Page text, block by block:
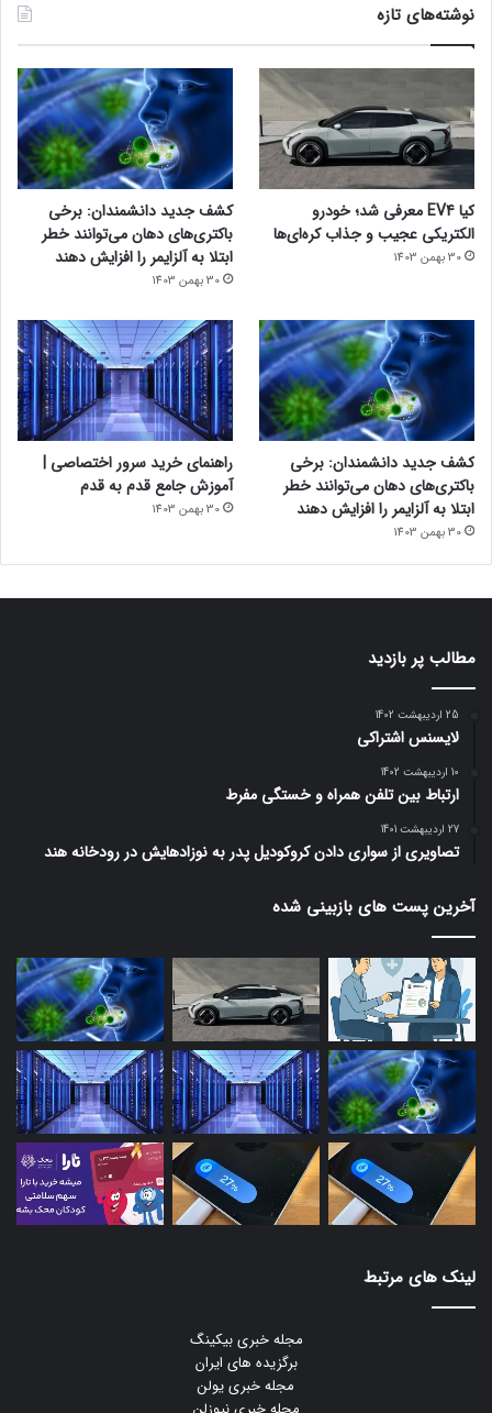
نوشته‌های تازه
کیا EV4 معرفی شد؛ خودرو
الکتریکی عجیب و جذاب کره‌ای‌ها
30 بهمن 1403
کشف جدید دانشمندان: برخی
باکتری‌های دهان می‌توانند خطر
ابتلا به آلزایمر را افزایش دهند
30 بهمن 1403
کشف جدید دانشمندان: برخی
باکتری‌های دهان می‌توانند خطر
ابتلا به آلزایمر را افزایش دهند
30 بهمن 1403
راهنمای خرید سرور اختصاصی |
آموزش جامع قدم به قدم
30 بهمن 1403
مطالب پر بازدید
25 اردیبهشت 1402
لایسنس اشتراکی
10 اردیبهشت 1402
ارتباط بین تلفن همراه و خستگی مفرط
27 اردیبهشت 1401
تصاویری از سواری دادن کروکودیل پدر به نوزادهایش در رودخانه هند
آخرین پست های بازبینی شده
لینک های مرتبط
مجله خبری بیکینگ
برگزیده های ایران
مجله خبری یولن